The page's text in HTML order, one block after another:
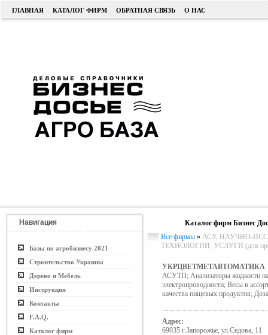
ГЛАВНАЯ КАТАЛОГ ФИРМ ОБРАТНАЯ СВЯЗЬ О НАС
Навигация
Базы по агробизнесу 2021
Строительство Украины
Дерево и Мебель
Инструкция
Контакты
F.A.Q.
Каталог фирм
Каталог фирм Бизнес
Все фирмы » АСУ, НАУЧНО-
ТЕХНОЛОГИИ, УСЛУГИ (для
УКРЦВЕТМЕТАВТОМАТИКА
АСУТП; Анализаторы жидкости
электропроводности; Весы в
качества пищевых продуктов;
Адрес:
69035 г.Запорожье, ул.Седова, 11